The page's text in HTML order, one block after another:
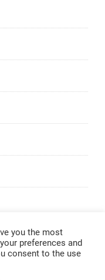
Projekt.
you the most
preferences and
consent to the use